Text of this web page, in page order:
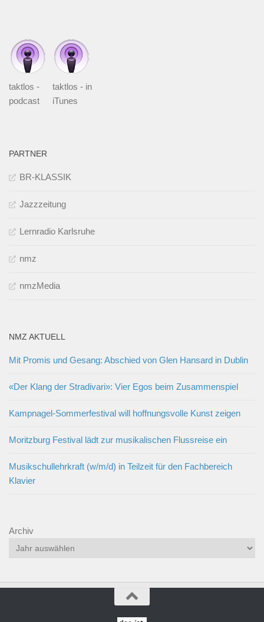
taktlos -
podcast
taktlos - in
iTunes
PARTNER
BR-KLASSIK
Jazzzeitung
Lernradio Karlsruhe
nmz
nmzMedia
NMZ AKTUELL
Mit Promis und Gesang: Abschied von Glen Hansard in Dublin
«Der Klang der Stradivari»: Vier Egos beim Zusammenspiel
Kampnagel-Sommerfestival will hoffnungsvolle Kunst zeigen
Moritzburg Festival lädt zur musikalischen Flussreise ein
Musikschullehrkraft (w/m/d) in Teilzeit für den Fachbereich
Klavier
Archiv